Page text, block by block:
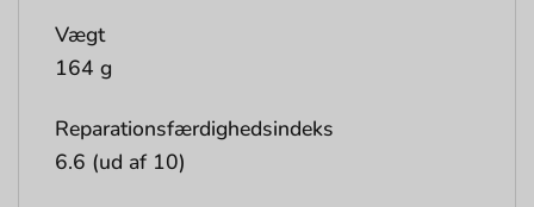
Vægt
164 g
Reparationsfærdighedsindeks
6.6 (ud af 10)